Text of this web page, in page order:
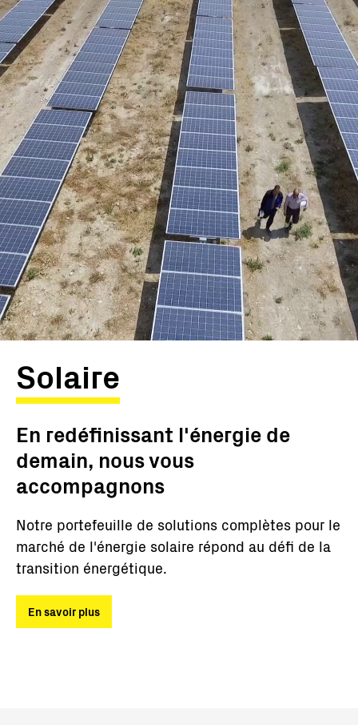
Solaire
En redéfinissant l'énergie de
demain, nous vous
accompagnons
Notre portefeuille de solutions complètes pour le
marché de l'énergie solaire répond au défi de la
transition énergétique.
En savoir plus